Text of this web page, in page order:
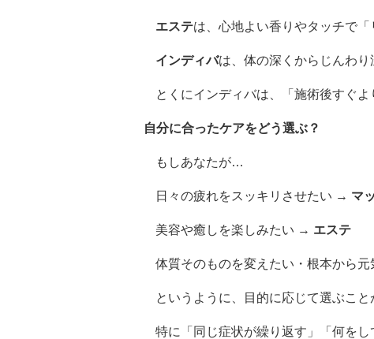
エステは、心地よい香りやタッチで「
インディバは、体の深くからじんわ
とくにインディバは、「施術後すぐよ
自分に合ったケアをどう選ぶ？
もしあなたが…
日々の疲れをスッキリさせたい → マ
美容や癒しを楽しみたい → エステ
体質そのものを変えたい・根本から
というように、目的に応じて選ぶこと
特に「同じ症状が繰り返す」「何を